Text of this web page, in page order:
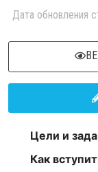
Дата обновления
Цели и
Как